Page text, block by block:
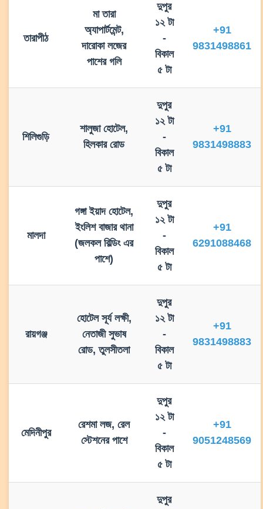
তারাপীঠ
মা তারা
অ্যাপার্টমেন্ট,
দারোকা লজের
পাশের গলি
দুপুর
১২ টা
-
বিকাল
৫ টা
+91
9831498861
শিলিগুড়ি
শালুজা হোটেল,
হিলকার রোড
দুপুর
১২ টা
-
বিকাল
৫ টা
+91
9831498883
মালদা
গঙ্গা ইয়াদ হোটেল,
ইংলিশ বাজার থানা
(জলকল বিল্ডিং এর
পাশে)
দুপুর
১২ টা
-
বিকাল
৫ টা
+91
6291088468
রায়গঞ্জ
হোটেল সূর্য লক্ষী,
নেতাজী সুভাষ
রোড, তুলসীতলা
দুপুর
১২ টা
-
বিকাল
৫ টা
+91
9831498883
মেদিনীপুর
রেশমা লজ, রেল
স্টেশনের পাশে
দুপুর
১২ টা
-
বিকাল
৫ টা
+91
9051248569
দুপুর